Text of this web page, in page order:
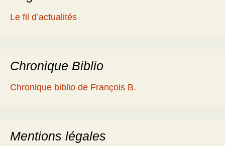
Le fil d’actualités
Chronique Biblio
Chronique biblio de François B.
Mentions légales